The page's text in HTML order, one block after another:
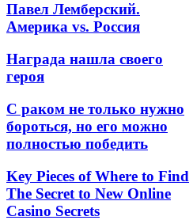
Павел Лемберский.
Америка vs. Россия
Награда нашла своего
героя
С раком не только нужно
бороться, но его можно
полностью победить
Key Pieces of Where to Find
The Secret to New Online
Casino Secrets